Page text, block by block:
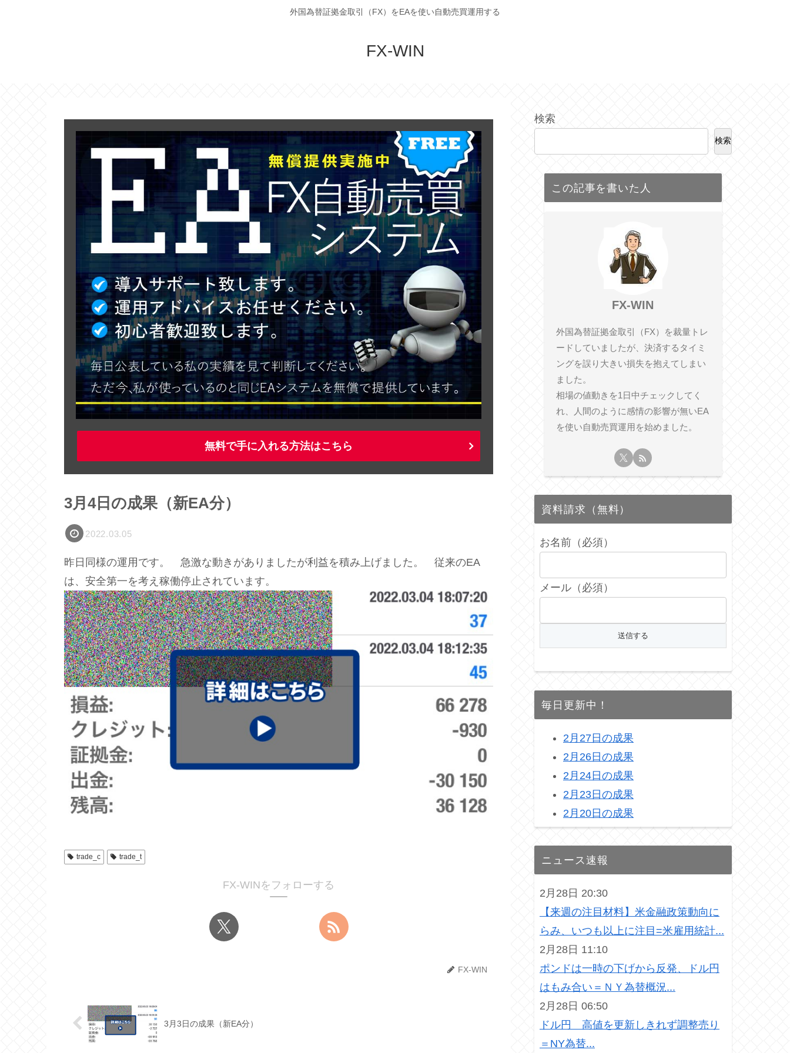
外国為替証拠金取引（FX）をEAを使い自動売買運用する
FX-WIN
無料で手に入れる方法はこちら
3月4日の成果（新EA分）
2022.03.05
昨日同様の運用です。 急激な動きがありましたが利益を積み上げました。 従来のEA
は、安全第一を考え稼働停止されています。
trade_c trade_t
FX-WINをフォローする
FX-WIN
3月3日の成果（新EA分）
検索
検索
この記事を書いた人
FX-WIN
外国為替証拠金取引（FX）を裁量トレ
ードしていましたが、決済するタイミ
ングを誤り大きい損失を抱えてしまい
ました。
相​場の値動きを1日中チェックしてく
れ、人間のように感情の影響が無いEA
を使い自動売買運用を始めました。
資料請求（無料）
お名前（必須）
メール（必須）
毎日更新中！
2月27日の成果
2月26日の成果
2月24日の成果
2月23日の成果
2月20日の成果
ニュース速報
2月28日 20:30
【来週の注目材料】米金融政策動向に
らみ、いつも以上に注目=米雇用統計...
2月28日 11:10
ポンドは一時の下げから反発、ドル円
はもみ合い＝ＮＹ為替概況...
2月28日 06:50
ドル円 高値を更新しきれず調整売り
＝NY為替...